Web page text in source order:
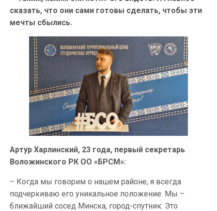
сказать, что они сами готовы сделать, чтобы эти
мечты сбылись.
Артур Харлинский, 23 года, первый секретарь
Воложинского РК ОО «БРСМ»:
– Когда мы говорим о нашем районе, я всегда
подчеркиваю его уникальное положение. Мы –
ближайший сосед Минска, город-спутник. Это